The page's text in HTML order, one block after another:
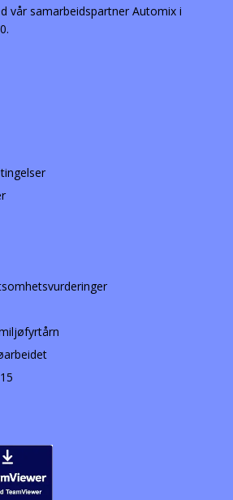
vår samarbeidspartner Automix i